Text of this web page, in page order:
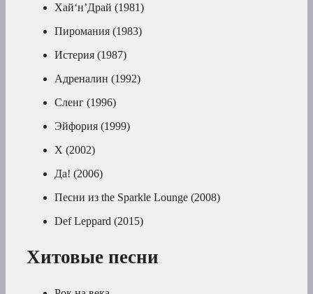
Хай‘н’Драй (1981)
Пиромания (1983)
Истерия (1987)
Адреналин (1992)
Сленг (1996)
Эйфория (1999)
X (2002)
Да! (2006)
Песни из the Sparkle Lounge (2008)
Def Leppard (2015)
Хитовые песни